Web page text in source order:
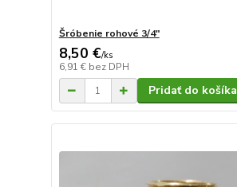
Šróbenie rohové 3/4"
8,50 €/ks
6,91 € bez DPH
Pridať do košíka